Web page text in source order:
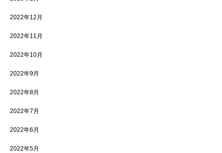
2022年12月
2022年11月
2022年10月
2022年9月
2022年8月
2022年7月
2022年6月
2022年5月